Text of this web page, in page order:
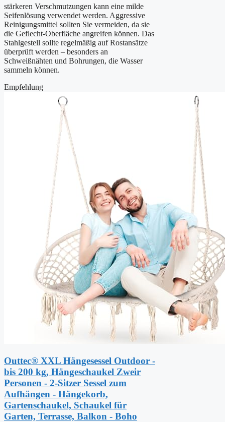
stärkeren Verschmutzungen kann eine milde
Seifenlösung verwendet werden. Aggressive
Reinigungsmittel sollten Sie vermeiden, da sie
die Geflecht-Oberfläche angreifen können. Das
Stahlgestell sollte regelmäßig auf Rostansätze
überprüft werden – besonders an
Schweißnähten und Bohrungen, die Wasser
sammeln können.
Empfehlung
Outtec® XXL Hängesessel Outdoor -
bis 200 kg, Hängeschaukel Zweir
Personen - 2-Sitzer Sessel zum
Aufhängen - Hängekorb,
Gartenschaukel, Schaukel für
Garten, Terrasse, Balkon - Boho